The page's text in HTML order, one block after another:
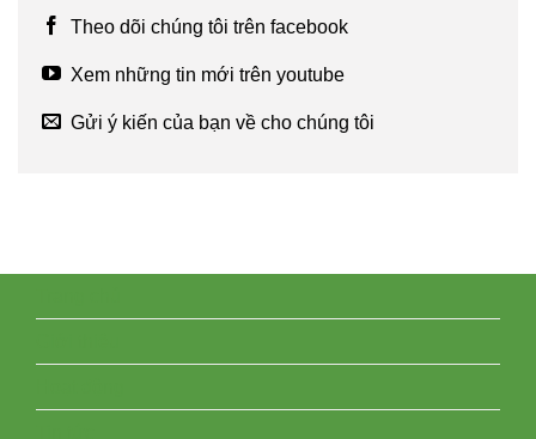
Theo dõi chúng tôi trên facebook
Xem những tin mới trên youtube
Gửi ý kiến của bạn về cho chúng tôi